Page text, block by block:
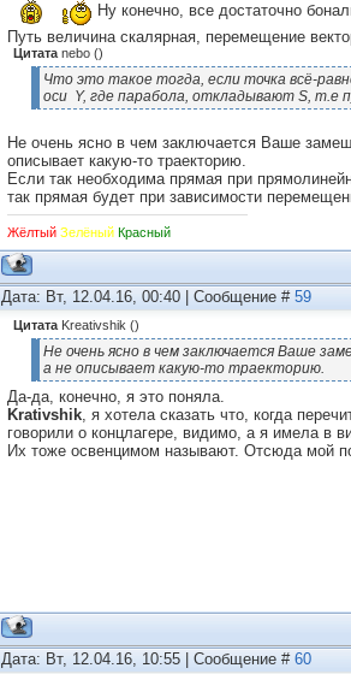
Ну конечно, все достаточно
Путь величина скалярная, перемещение
Цитата nebo ()
Что это такое тогда, если точка всё-
оси Y, где парабола, откладывают S, т.е
Не очень ясно в чем заключается Ваше
описывает какую-то траекторию.
Если так необходима прямая при
так прямая будет при зависимости
Жёлтый Зелёный Красный
Дата: Вт, 12.04.16, 00:40 | Сообщение # 59
Цитата Kreativshik ()
Не очень ясно в чем заключается Ваше
а не описывает какую-то траекторию.
Да-да, конечно, я это поняла.
Krativshik, я хотела сказать что, когда
говорили о концлагере, видимо, а я имела в
Их тоже освенцимом называют. Отсюда мой
Дата: Вт, 12.04.16, 10:55 | Сообщение # 60